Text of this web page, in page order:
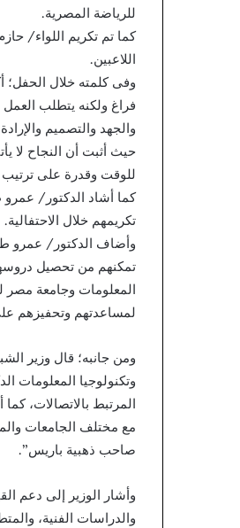
للرياضة المصرية.
كما تم تكريم اللواء/
اللاعبين.
وفى كلمته خلال الحفل؛
فراغ ولكنه يتطلب
والجهد والتصميم
حيث أثبت أن النجاح لا
للوقت وقدرة على
كما أشاد الدكتور/ عمرو
تكريمهم خلال الاحتفالية.
وأضاف الدكتور/ عمرو
تمكنهم من تحصيل
المعلومات وجامعة مصر
لمساعدتهم وتحفيزهم
ومن جانبه؛ قال وزير
وتكنولوجيا المعلومات
المرتبط بالاتصالات،
مع مختلف الجامعات
صاحب ذهبية باريس”.
وأشار الوزير إلى دعم
والدراسات الفنية،